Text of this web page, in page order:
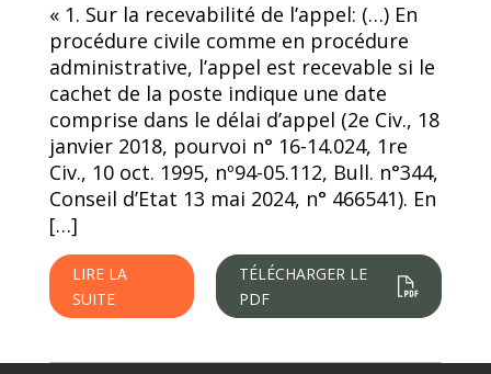
« 1. Sur la recevabilité de l’appel: (…) En
procédure civile comme en procédure
administrative, l’appel est recevable si le
cachet de la poste indique une date
comprise dans le délai d’appel (2e Civ., 18
janvier 2018, pourvoi n° 16-14.024, 1re
Civ., 10 oct. 1995, nº94-05.112, Bull. n°344,
Conseil d’Etat 13 mai 2024, n° 466541). En
[…]
LIRE LA
SUITE
TÉLÉCHARGER LE
PDF